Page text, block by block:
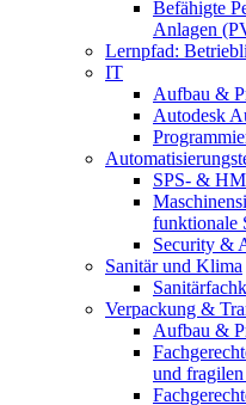
Befähigte
Anlagen
Lernpfad:
IT
Aufbau &
Autodesk
SPS‑ &
funktionale
Security &
Sanitär und Klima
Verpackung &
Aufbau &
und